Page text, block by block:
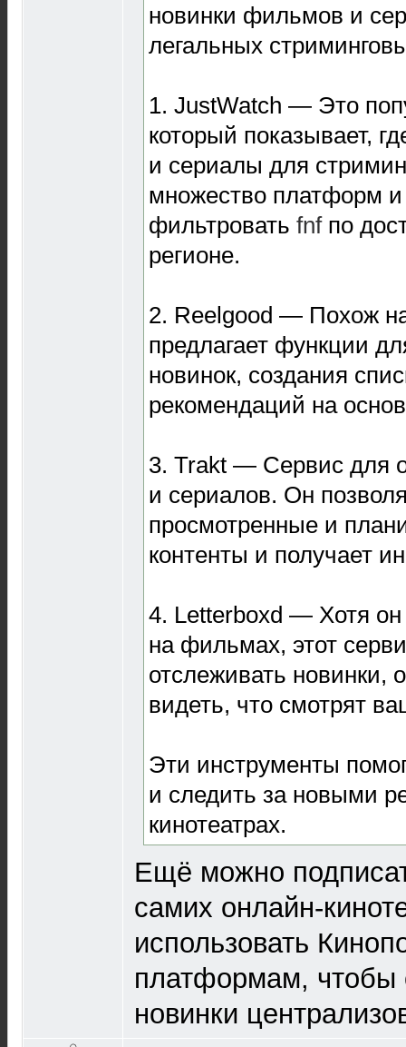
новинки фильмов и
легальных
1. JustWatch — Это
который показывает,
и сериалы для
множество платформ и
фильтровать fnfпо
регионе.
2. Reelgood — Похож
предлагает функции
новинок, создания
рекомендаций на
3. Trakt — Сервис для
и сериалов. Он
просмотренные и
контенты и получает
4. Letterboxd — Хотя
на фильмах, этот
отслеживать новинки,
видеть, что смотрят
Эти инструменты
и следить за новыми
кинотеатрах.
Ещё можно
самих онлайн-
использовать
платформам, чтобы
новинки